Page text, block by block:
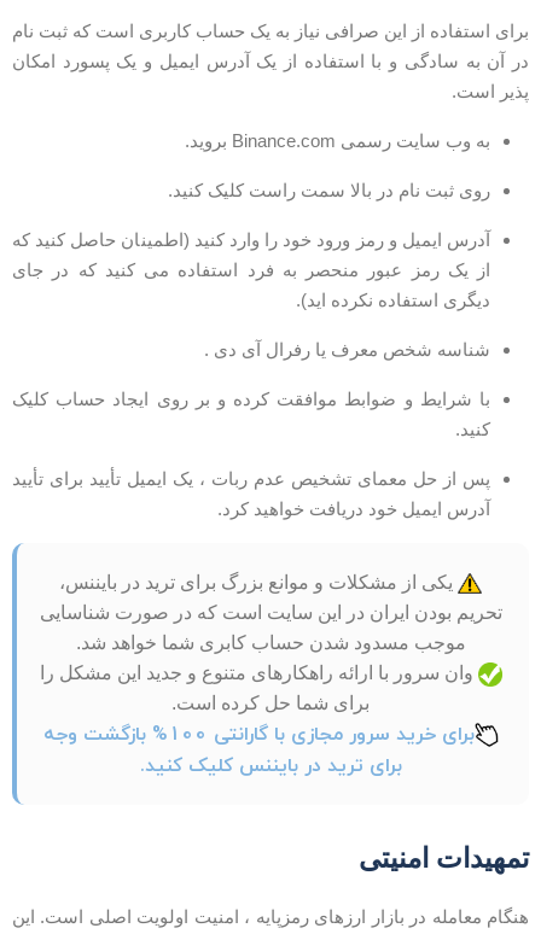
استفاده از این صرافی نیاز به یک حساب کاربری است که ثبت نام
آن به سادگی و با استفاده از یک آدرس ایمیل و یک پسورد امکان
است.
به وب سایت رسمی Binance.com بروید.
روی ثبت نام در بالا سمت راست کلیک کنید.
آدرس ایمیل و رمز ورود خود را وارد کنید (اطمینان حاصل کنید که
از یک رمز عبور منحصر به فرد استفاده می کنید که در جای
دیگری استفاده نکرده اید).
شناسه شخص معرف یا رفرال آی دی .
با شرایط و ضوابط موافقت کرده و بر روی ایجاد حساب کلیک
کنید.
پس از حل معمای تشخیص عدم ربات ، یک ایمیل تأیید برای تأیید
آدرس ایمیل خود دریافت خواهید کرد.
یکی از مشکلات و موانع بزرگ برای ترید در بایننس،
تحریم بودن ایران در این سایت است که در صورت شناسایی
موجب مسدود شدن حساب کابری شما خواهد شد.
وان سرور با ارائه راهکارهای متنوع و جدید این مشکل را
برای شما حل کرده است.
برای خرید سرور مجازی با گارانتی 100% بازگشت وجه
برای ترید در بایننس کلیک کنید.
امنیتی
معامله در بازار ارزهای رمزپایه ، امنیت اولویت اصلی است. این